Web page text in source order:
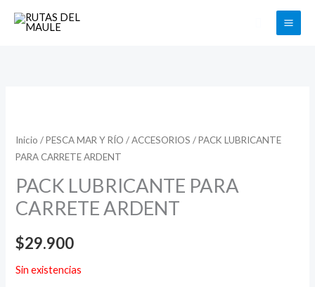
Buscar
Inicio /PESCA MAR Y RÍO /ACCESORIOS / PACK LUBRICANTE
PARA CARRETE ARDENT
PACK LUBRICANTE PARA
CARRETE ARDENT
$29.900
Sin existencias